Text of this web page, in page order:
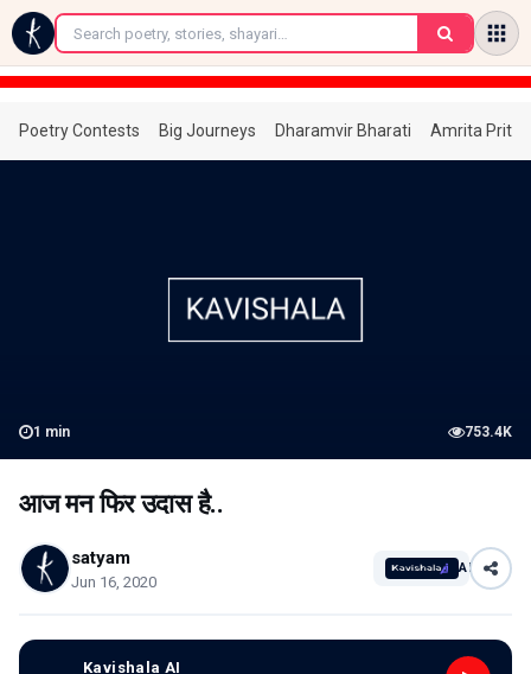
←
Poetry Contests Big Journeys Dharamvir Bharati Amrita
1 min 753.4K
आज मन फिर उदास है..
satyam
Jun 16, 2020
AI
Kavishala AI